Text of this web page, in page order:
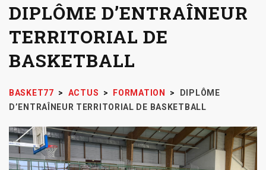
DIPLÔME D’ENTRAÎNEUR
TERRITORIAL DE
BASKETBALL
BASKET77 > ACTUS > FORMATION >
DIPLÔME
D’ENTRAÎNEUR TERRITORIAL DE BASKETBALL